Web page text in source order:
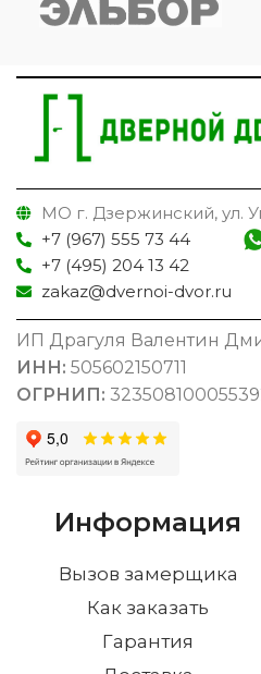
МО г. Дзержинский, ул.
+7 (967) 555 73 44
+7 (495) 204 13 42
zakaz@dvernoi-dvor.ru
ИП Драгуля Валентин
ИНН: 505602150711
ОГРНИП:
Информация
Вызов замерщика
Как заказать
Гарантия